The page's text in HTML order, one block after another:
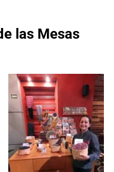
las Mesas